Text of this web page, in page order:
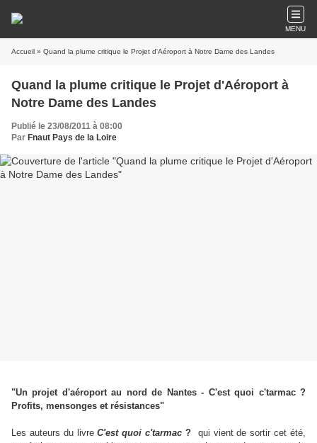
MENU
Accueil » Quand la plume critique le Projet d'Aéroport à Notre Dame des Landes
Quand la plume critique le Projet d'Aéroport à
Notre Dame des Landes
Publié le 23/08/2011 à 08:00
Par Fnaut Pays de la Loire
"Un projet d'aéroport au nord de Nantes - C'est quoi c'tarmac ?
Profits, mensonges et résistances"
Les auteurs du livreC'est quoi c'tarmac ? qui vient de sortir cet été,